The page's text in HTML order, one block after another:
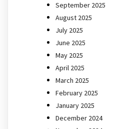
September 2025
August 2025
July 2025
June 2025
May 2025
April 2025
March 2025
February 2025
January 2025
December 2024